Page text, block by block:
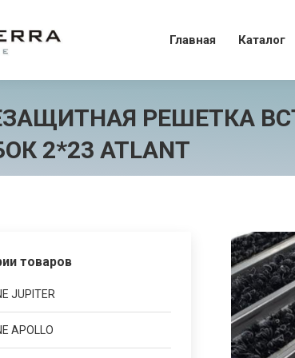
Главная Каталог
РЕШЕТКА
2*23 ATLANT
товаров
JUPITER
APOLLO